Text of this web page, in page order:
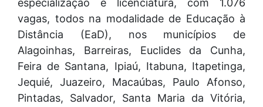
especialização e licenciatura, com 1.076
vagas, todos na modalidade de Educação à
Distância (EaD), nos municípios de
Alagoinhas, Barreiras, Euclides da Cunha,
Feira de Santana, Ipiaú, Itabuna, Itapetinga,
Jequié, Juazeiro, Macaúbas, Paulo Afonso,
Pintadas, Salvador, Santa Maria da Vitória,